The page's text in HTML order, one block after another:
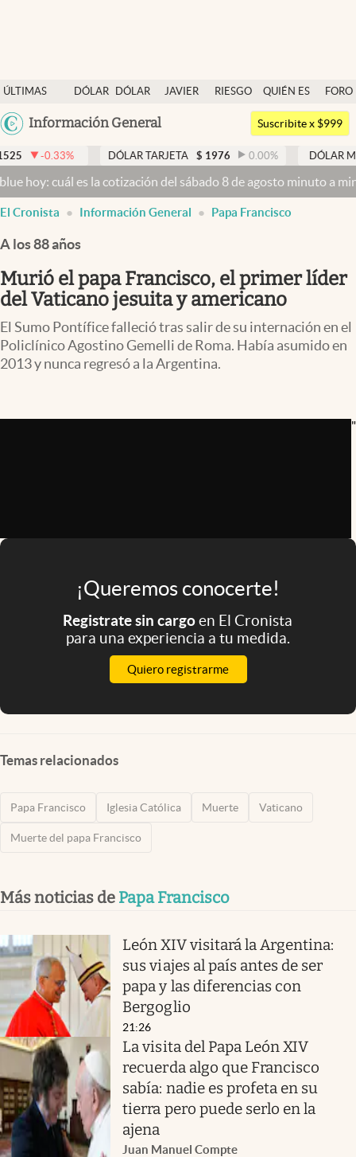
ÚLTIMAS
NOTICIAS
DÓLAR
DÓLAR
JAVIER
RIESGO
QUIÉN ES
QUIÉN
FORO
Argentina
México
Información General
Dólar
Members
Economía y Política
Finanzas y Mercados
Mercados Online
Negocios
Columnistas
Otras secciones
Apertura
Infotechnology
Mediakit
Argentina
Suscribite x $999
% DÓLAR TARJETA $ 1976 0.00% DÓLAR MEP $
es la cotización del sábado 8 de agosto minuto a minutoDólar
El Cronista Información General Papa Francisco
A los 88 años
Murió el papa Francisco, el primer líder
del Vaticano jesuita y americano
El Sumo Pontífice falleció tras salir de su internación en el
Policlínico Agostino Gemelli de Roma. Había asumido en
2013 y nunca regresó a la Argentina.
"
¡Queremos conocerte!
Registrate sin cargoen El Cronista
para una experiencia a tu medida.
Quiero registrarme
Temas relacionados
Papa Francisco Iglesia Católica Muerte Vaticano
Muerte del papa Francisco
Más noticias de Papa Francisco
León XIV visitará la Argentina:
sus viajes al país antes de ser
papa y las diferencias con
Bergoglio
21:26
La visita del Papa León XIV
recuerda algo que Francisco
sabía: nadie es profeta en su
tierra pero puede serlo en la
ajena
Juan Manuel Compte